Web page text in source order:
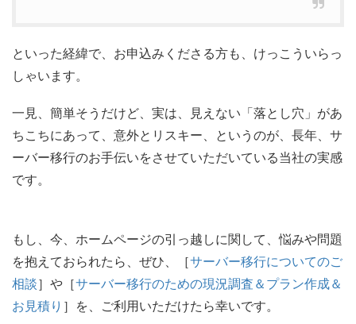
といった経緯で、お申込みくださる方も、けっこういらっ
しゃいます。
一見、簡単そうだけど、実は、見えない「落とし穴」があ
ちこちにあって、意外とリスキー、というのが、長年、サ
ーバー移行のお手伝いをさせていただいている当社の実感
です。
もし、今、ホームページの引っ越しに関して、悩みや問題
を抱えておられたら、ぜひ、［サーバー移行についてのご
相談］や［サーバー移行のための現況調査＆プラン作成＆
お見積り ］を、ご利用いただけたら幸いです。